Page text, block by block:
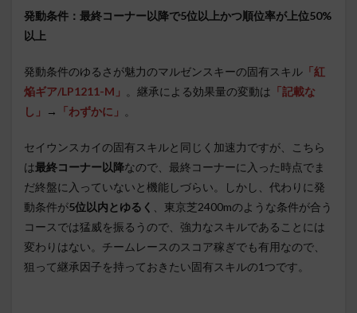
発動条件：最終コーナー以降で5位以上かつ順位率が上位50%
以上
発動条件のゆるさが魅力のマルゼンスキーの固有スキル 「紅
焔ギア/LP1211-M」 。継承による効果量の変動は 「記載な
し」
→ 「わずかに」 。
セイウンスカイの固有スキルと同じく加速力ですが、こちら
は最終コーナー以降なので、最終コーナーに入った時点でま
だ終盤に入っていないと機能しづらい。しかし、代わりに発
動条件が5位以内とゆるく
、東京芝2400mのような条件が合う
コースでは猛威を振るうので、強力なスキルであることには
変わりはない。チームレースのスコア稼ぎでも有用なので、
狙って継承因子を持っておきたい固有スキルの1つです。